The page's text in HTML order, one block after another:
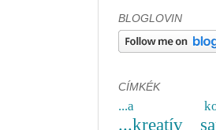
BLOGLOVIN
CÍMKÉK
...a
...kreatív